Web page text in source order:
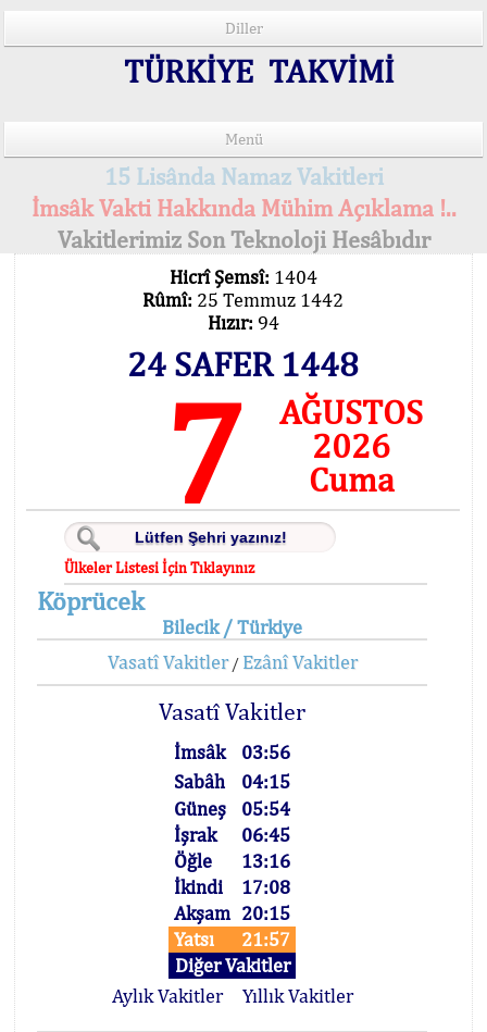
Diller
TÜRKİYE TAKVİMİ
Menü
15 Lisânda Namaz Vakitleri
İmsâk Vakti Hakkında Mühim Açıklama !..
Vakitlerimiz Son Teknoloji Hesâbıdır
Hicrî Şemsî: 1404
Rûmî: 25 Temmuz 1442
Hızır: 94
24 SAFER 1448
7
AĞUSTOS
2026
Cuma
Ülkeler Listesi İçin Tıklayınız
Köprücek
Bilecik / Türkiye
Vasatî Vakitler/ Ezânî Vakitler
Vasatî Vakitler
İmsâk
03:56
Sabâh
04:15
Güneş
05:54
İşrak
06:45
Öğle
13:16
İkindi
17:08
Akşam 20:15
Yatsı
21:57
Diğer Vakitler
Aylık Vakitler
Yıllık Vakitler